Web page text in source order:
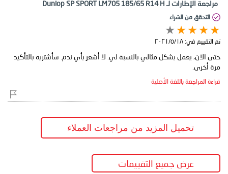
مراجعة الإطارات لـ Dunlop SP SPORT LM705 185/65 R14 H
التحقق من الشراء
تم التقييم في: ١٨‏/٥‏/٢٠٢١
حتى الآن، يعمل بشكل مثالي بالنسبة لي. لا أشعر بأي ندم. سأشتريه بالتأكيد
مرة أخرى.
قراءة المراجعة باللغة الأصلية
تحميل المزيد من مراجعات العملاء
عرض جميع التقييمات